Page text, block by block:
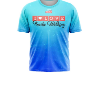
DO KOSZYKA